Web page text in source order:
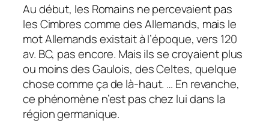
Au début, les Romains ne percevaient pas
les Cimbres comme des Allemands, mais le
mot Allemands existait à l’époque, vers 120
av. BC, pas encore. Mais ils se croyaient plus
ou moins des Gaulois, des Celtes, quelque
chose comme ça de là-haut. … En revanche,
ce phénomène n’est pas chez lui dans la
région germanique.